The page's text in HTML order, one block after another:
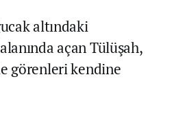
altındaki
açan Tülüşah,
görenleri kendine